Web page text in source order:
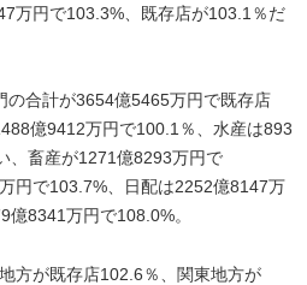
万円で103.3%、既存店が103.1％だ
の合計が3654億5465万円で既存店
億9412万円で100.1％、水産は893
、畜産が1271億8293万円で
円で103.7%、日配は2252億8147万
8341万円で108.0%。
方が既存店102.6％、関東地方が